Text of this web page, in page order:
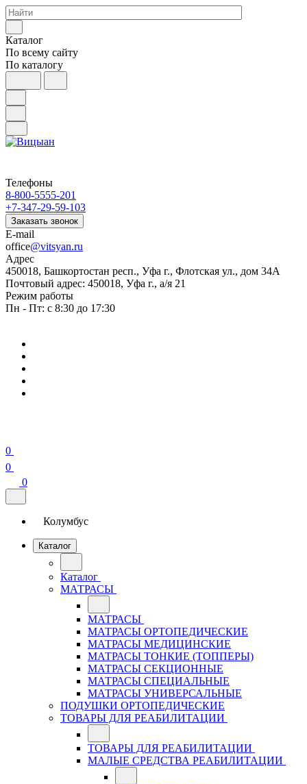
Каталог
По всему сайту
По каталогу
Телефоны
8-800-5555-201
+7-347-29-59-103
Заказать звонок
E-mail
office@vitsyan.ru
Адрес
450018, Башкортостан респ., Уфа г., Флотская ул., дом 34А
Почтовый адрес: 450018, Уфа г., а/я 21
Режим работы
Пн - Пт: с 8:30 до 17:30
0
0
0
Колумбус
Каталог
Каталог
МАТРАСЫ
МАТРАСЫ
МАТРАСЫ ОРТОПЕДИЧЕСКИЕ
МАТРАСЫ МЕДИЦИНСКИЕ
МАТРАСЫ ТОНКИЕ (ТОППЕРЫ)
МАТРАСЫ СЕКЦИОННЫЕ
МАТРАСЫ СПЕЦИАЛЬНЫЕ
МАТРАСЫ УНИВЕРСАЛЬНЫЕ
ПОДУШКИ ОРТОПЕДИЧЕСКИЕ
ТОВАРЫ ДЛЯ РЕАБИЛИТАЦИИ
ТОВАРЫ ДЛЯ РЕАБИЛИТАЦИИ
МАЛЫЕ СРЕДСТВА РЕАБИЛИТАЦИИ